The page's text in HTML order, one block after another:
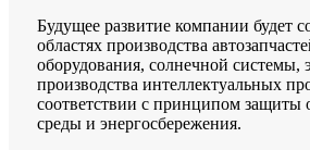
Будущее развитие компании будет
областях производства
оборудования, солнечной системы,
производства интеллектуальных
соответствии с принципом
среды и энергосбережения.